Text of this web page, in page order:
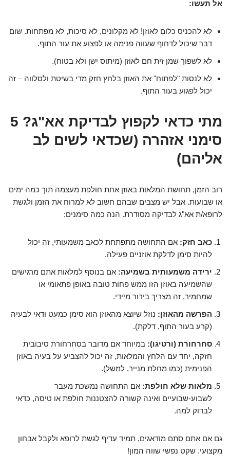
אל תעשו:
לא להכניס כלום לאוזן! לא מקלונים, לא סיכות, לא מפתחות. שום
דבר שיכול לדחוף שעווה פנימה או לפצוע את עור התוף.
לא לשפוך שמן זית חם לאוזן (מיתוס ישן ולא בטוח).
לא לנסות "לפתוח" את האוזן בלחץ חזק מדי בשיטת ולסלווה – זה
יכול לפגוע בעור התוף.
מתי כדאי לקפוץ לבדיקת אא"ג? 5
סימני אזהרה (שכדאי לשים לב
אליהם)
רוב הזמן, תחושת המלאות באוזן אחת חולפת מעצמה תוך כמה ימים
או שבועות. אבל יש מצבים שבהם חשוב לא למרוח את הזמן ולגשת
לרופא/ת אא"ג לבדיקה מסודרת. הנה כמה סימנים:
כאב חזק: אם התחושה מתפתחת לכאב משמעותי, זה יכול
להיות סימן לדלקת אוזניים פעילה.
ירידה משמעותית בשמיעה: אם בנוסף למלאות אתם מרגישים
שהשמיעה באוזן הזו ממש פחות טובה באופן פתאומי או
שמחמיר, זה מצריך בירור מיידי.
הפרשה מהאוזן: נוזל שיוצא מהאוזן הוא סימן כמעט ודאי לבעיה
(קרע בעור התוף, דלקת).
סחרחורת (ורטיגו): במיוחד אם מדובר בסחרחורת סיבובית
חזקה, יחד עם הלחץ והמלאות, זה יכול להצביע על בעיה באוזן
הפנימית (כמו מחלת מנייר, למשל).
מלאות שלא חולפת: אם התחושה נמשכת מעבר
לשבוע-שבועיים ואינה קשורה להצטננות חולפת או טיסה, כדאי
לבדוק למה.
גם אם אתם סתם מודאגים, תמיד עדיף לגשת לרופא ולקבל אבחון
מקצועי. שקט נפשי שווה המון!